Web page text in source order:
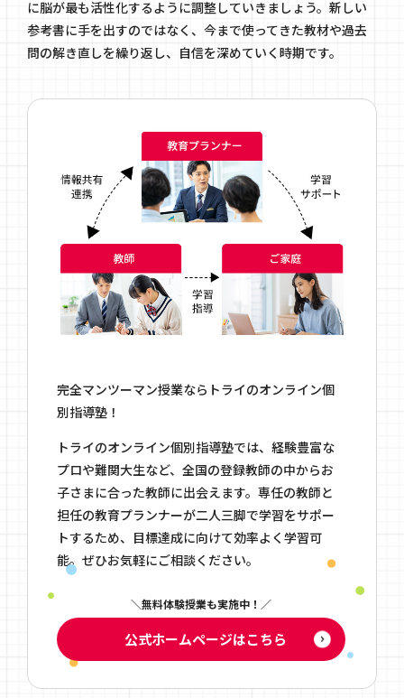
に脳が最も活性化するように調整していきましょう。新しい
参考書に手を出すのではなく、今まで使ってきた教材や過去
問の解き直しを繰り返し、自信を深めていく時期です。
完全マンツーマン授業ならトライのオンライン個
別指導塾！
トライのオンライン個別指導塾では、経験豊富な
プロや難関大生など、全国の登録教師の中からお
子さまに合った教師に出会えます。専任の教師と
担任の教育プランナーが二人三脚で学習をサポー
トするため、目標達成に向けて効率よく学習可
能。ぜひお気軽にご相談ください。
無料体験授業も実施中！
公式ホームページはこちら